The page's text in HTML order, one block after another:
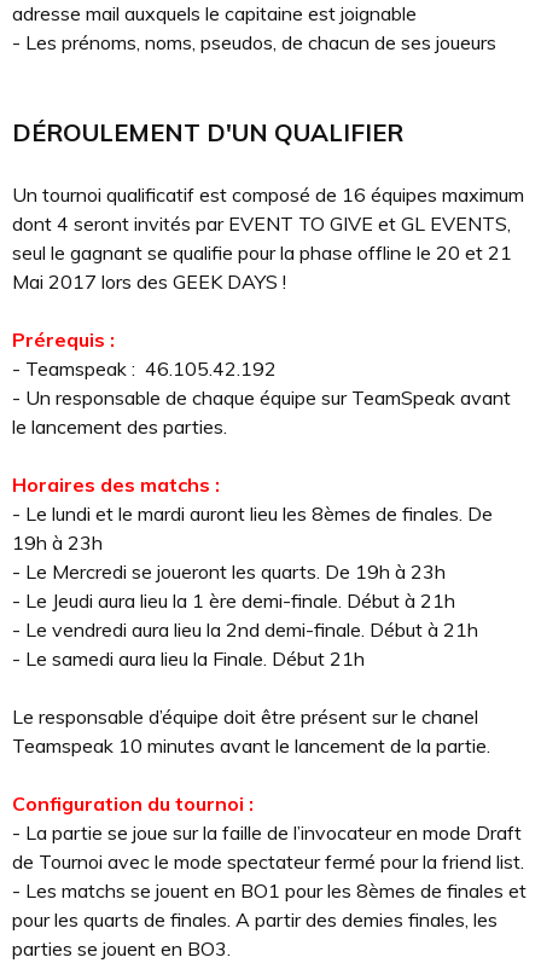
adresse mail auxquels le capitaine est joignable
- Les prénoms, noms, pseudos, de chacun de ses joueurs
DÉROULEMENT D'UN QUALIFIER
Un tournoi qualificatif est composé de 16 équipes maximum
dont 4 seront invités par EVENT TO GIVE et GL EVENTS,
seul le gagnant se qualifie pour la phase offline le 20 et 21
Mai 2017 lors des GEEK DAYS !
Pré­requis :
- Teamspeak : 46.105.42.192
- Un responsable de chaque équipe sur TeamSpeak avant
le lancement des parties.
Horaires des matchs :
- Le lundi et le mardi auront lieu les 8èmes de finales. De
19h à 23h
- Le Mercredi se joueront les quarts. De 19h à 23h
- Le Jeudi aura lieu la 1 ère demi-finale. Début à 21h
- Le vendredi aura lieu la 2nd demi-finale. Début à 21h
- Le samedi aura lieu la Finale. Début 21h
Le responsable d’équipe doit être présent sur le chanel
Teamspeak 10 minutes avant le lancement de la partie.
Configuration du tournoi :
- La partie se joue sur la faille de l’invocateur en mode Draft
de Tournoi avec le mode spectateur fermé pour la friend list.
- Les matchs se jouent en BO1 pour les 8èmes de finales et
pour les quarts de finales. A partir des demies finales, les
parties se jouent en BO3.